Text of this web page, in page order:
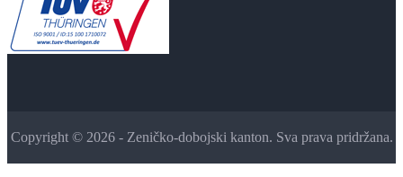
Copyright © 2026 - Zeničko-dobojski kanton. Sva prava pridržana.